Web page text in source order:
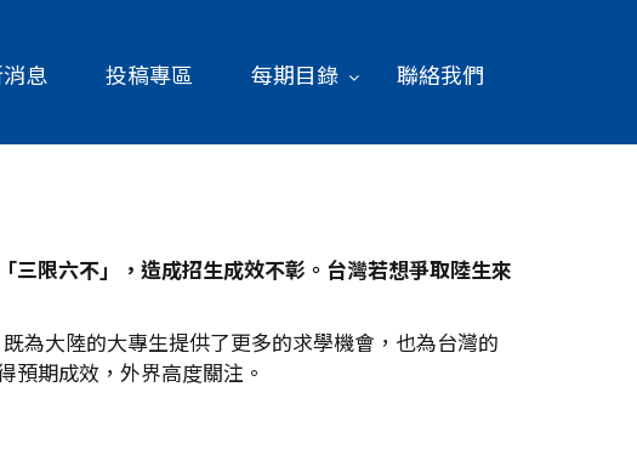
息 投稿專區 每期目錄 聯絡我們
限六不」，造成招生成效不彰。台灣若想爭取陸生來
為大陸的大專生提供了更多的求學機會，也為台灣的
預期成效，外界高度關注。